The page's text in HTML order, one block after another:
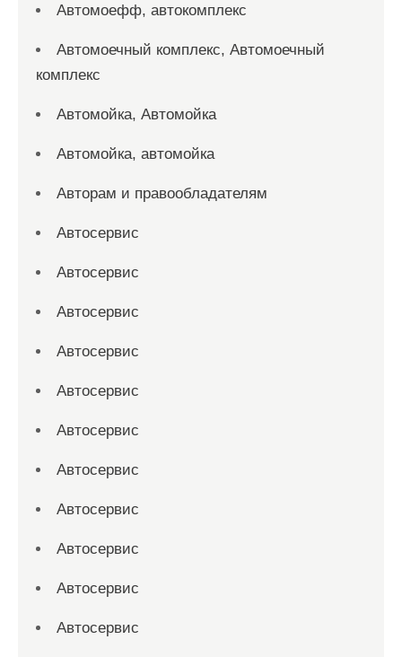
Автомоефф, автокомплекс
Автомоечный комплекс, Автомоечный
комплекс
Автомойка, Автомойка
Автомойка, автомойка
Авторам и правообладателям
Автосервис
Автосервис
Автосервис
Автосервис
Автосервис
Автосервис
Автосервис
Автосервис
Автосервис
Автосервис
Автосервис